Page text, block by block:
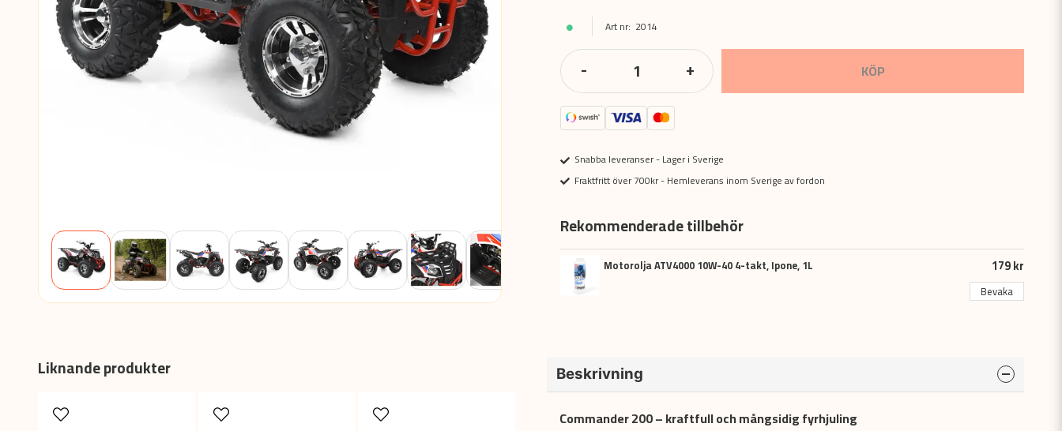
2014
- + KÖP
Snabba leveranser - Lager i Sverige
Fraktfritt över 700kr - Hemleverans inom Sverige av fordon
Rekommenderade tillbehör
Motorolja ATV4000 10W-40 4-takt, Ipone, 1L 179 kr
Bevaka
Liknande produkter Beskrivning
Commander 200 – kraftfull och mångsidig fyrhjuling